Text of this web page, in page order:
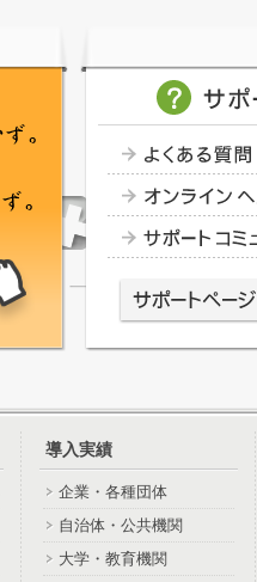
導入実績
企業・各種団体
自治体・公共機関
大学・教育機関